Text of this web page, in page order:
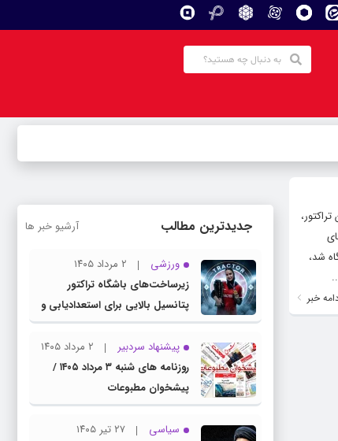
شد،
خبر
جدیدترین مطالب آرشیو خبر ها
ورزشی
۲ مرداد ۱۴۰۵
زیرساخت‌های باشگاه تراکتور
پتانسیل بالایی برای استعدادیابی و
تیمداری ورزش بانوان دارد
پیشنهاد سردبیر
۲ مرداد ۱۴۰۵
روزنامه های شنبه ۳ مرداد ۱۴۰۵ /
پیشخوان مطبوعات
سیاسی
۲۷ تیر ۱۴۰۵